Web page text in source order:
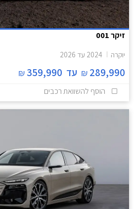
זיקר 001
יוקרה 2024 עד 2026
289,990
₪ עד 359,990
₪
הוסף להשוואת רכבים